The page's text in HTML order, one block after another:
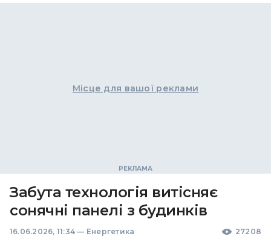
Місце для вашої реклами
Забута технологія витісняє
сонячні панелі з будинків
16.06.2026, 11:34 — Енергетика 27208